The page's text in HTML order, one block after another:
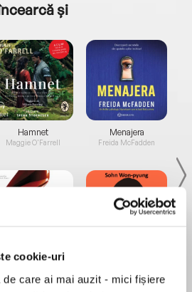
cookie-uri
care ai mai auzit - mici fișiere
și
Hamnet
Maggie O'Farrell
se îmbracă de
Lauren Weisberger
Menajera
Freida McFadden
Sohn Won-pyung